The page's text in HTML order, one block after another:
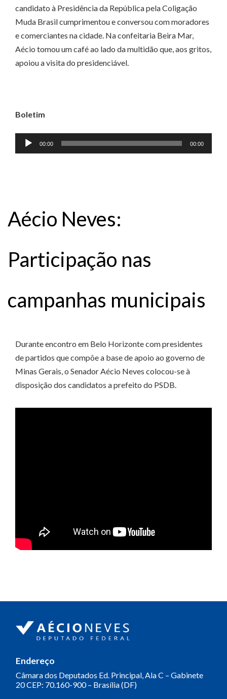
candidato à Presidência da República pela Coligação
Muda Brasil cumprimentou e conversou com moradores
e comerciantes na cidade. Na confeitaria Beira Mar,
Aécio tomou um café ao lado da multidão que, aos gritos,
apoiou a visita do presidenciável.
Boletim
Tocador
de
00:00 00:00
Aécio Neves:
Participação nas
campanhas municipais
Durante encontro em Belo Horizonte com presidentes
de partidos que compõe a base de apoio ao governo de
Minas Gerais, o Senador Aécio Neves colocou-se à
disposição dos candidatos a prefeito do PSDB.
Endereço
Câmara dos Deputados Ed. Principal, Ala C – Gabinete
20CEP: 70.160-900 – Brasília (DF)